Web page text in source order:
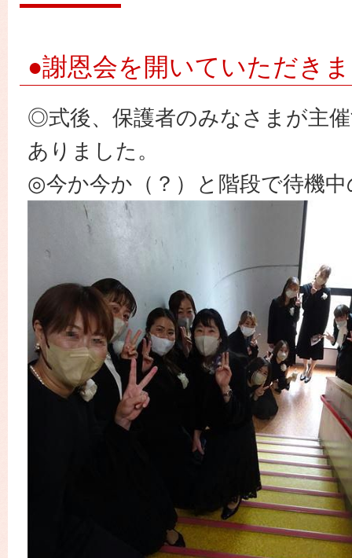
●謝恩会を開いていただき
◎式後、保護者のみなさまが主
ありました。
◎今か今か（？）と階段で待機中